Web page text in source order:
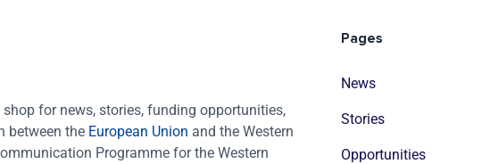
for news, stories, funding opportunities,
between the European Union and the Western
Programme for the Western
Pages
News
Stories
Opportunities